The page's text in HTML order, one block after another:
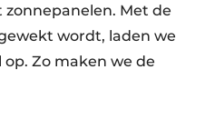
Met de
wordt, laden we
Zo maken we de